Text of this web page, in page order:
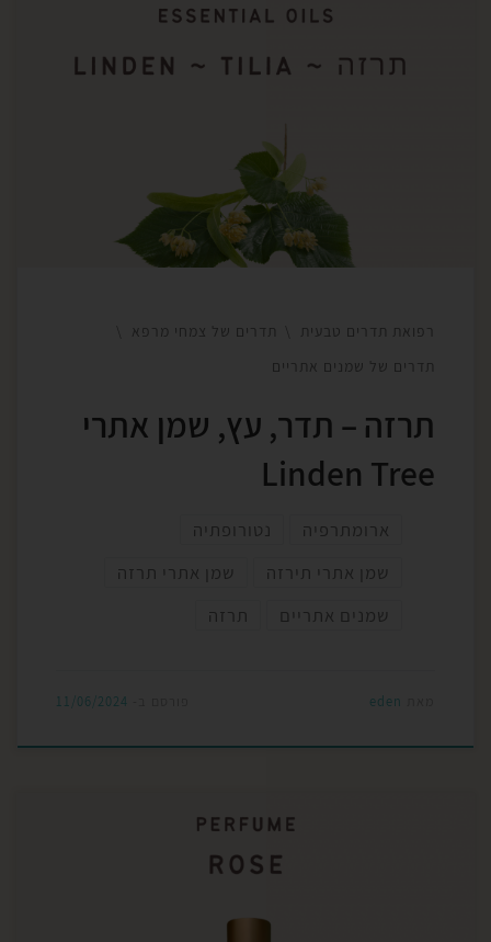
ובאמריקה. התרזה מחזיקה תדר של נחת רוח. בעבר
תדר שעובד עם אלמנט המים, תדר של זרימה
והתמוססות של חלקים גסים בתוכנו. גוון התדר הוא […]
רפואת תדרים טבעית
תדרים של צמחי מרפא
תדרים של שמנים אתריים
תרזה – תדר, עץ, שמן אתרי
Linden Tree
ארומתרפיה
נטורופתיה
שמן אתרי תירזה
שמן אתרי תרזה
שמנים אתריים
תרזה
eden
11/06/2024
שמן ורד – הסוד הקסום של הארומתרפיה! ריח שמימי
חדשים בגוף ובנפש! סיפור מדהים של קסם והיסטוריה,